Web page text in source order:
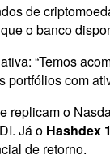
de
o banco
“Temos
com
replicam o
Já o Hashdex
de retorno.